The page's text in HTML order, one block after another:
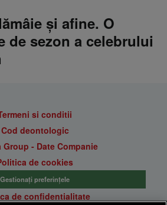
și afine. O
de sezon a celebrului
si conditii
Cod deontologic
Group - Date Companie
de cookies
Gestionați preferințele
de confidentialitate